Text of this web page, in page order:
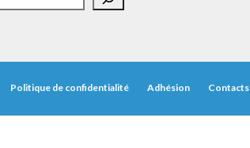
Politique de confidentialité Adhésion Contacts